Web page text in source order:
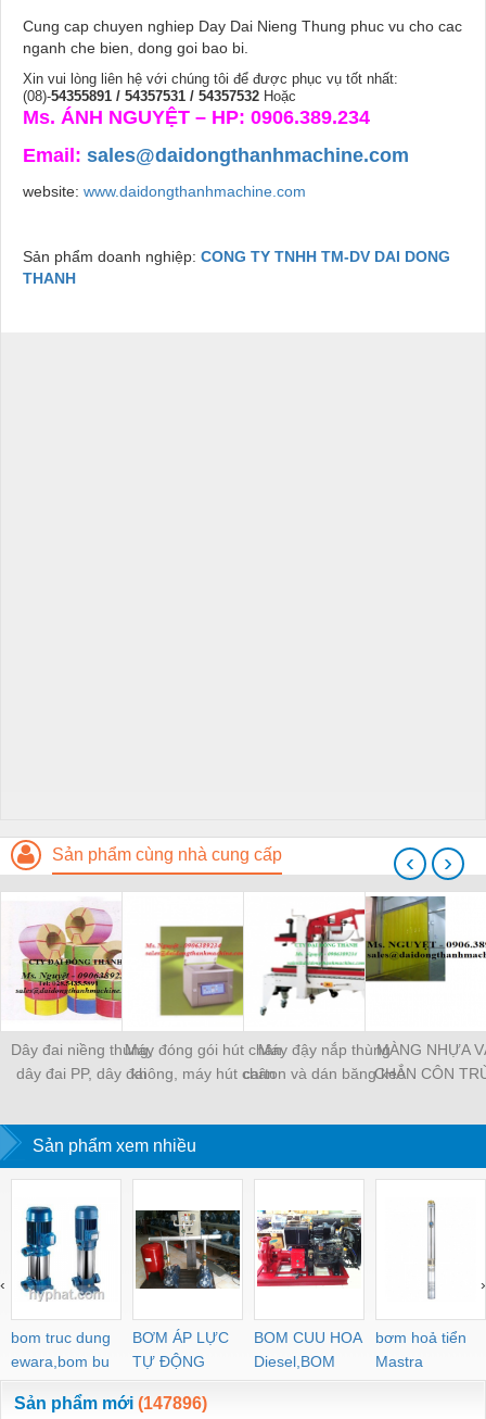
Cung cap chuyen nghiep Day Dai Nieng Thung phuc vu cho cac
nganh che bien, dong goi bao bi.
Xin vui lòng liên hệ với chúng tôi để được phục vụ tốt nhất:
(08)-54355891 / 54357531 / 54357532 Hoặc
Ms. ÁNH NGUYỆT – HP: 0906.389.234
Email: sales@daidongthanhmachine.com
website: www.daidongthanhmachine.com
Sản phẩm doanh nghiệp: CONG TY TNHH TM-DV DAI DONG
THANH
Sản phẩm cùng nhà cung cấp
Dây đai niềng thùng,
dây đai PP, dây đai
Máy đóng gói hút chân
không, máy hút chân
Máy đậy nắp thùng
carton và dán băng keo
MÀNG NHỰA
CHẮN CÔN
KHO LẠNH,
‹ ›
Sản phẩm xem nhiều
bom truc dung
ewara,bom bu
ewara
BƠM ÁP LỰC
TỰ ĐỘNG
BOM CUU HOA
Diesel,BOM
CHUA CHAY
bơm hoả tiển
Mastra
‹ ›
Sản phẩm mới (147896)